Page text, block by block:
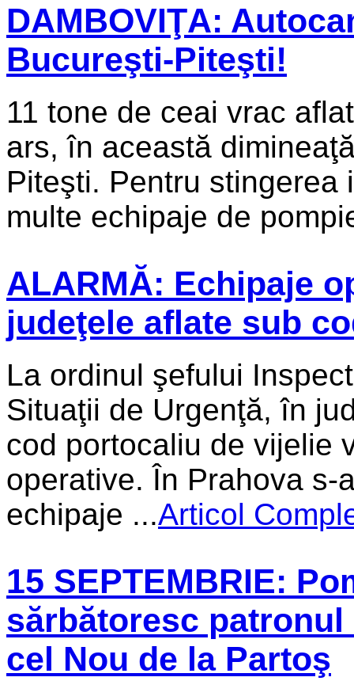
DAMBOVIŢA:
Bucureşti-Piteşti!
11 tone de ceai vrac
ars, în această
Piteşti. Pentru
multe echipaje de
ALARMĂ: Echipaje
judeţele aflate sub
La ordinul şefului
Situaţii de Urgenţă, în
cod portocaliu de vijelie
operative. În Prahova s-
echipaje ...Articol
15 SEPTEMBRIE:
sărbătoresc
cel Nou de la Partoş